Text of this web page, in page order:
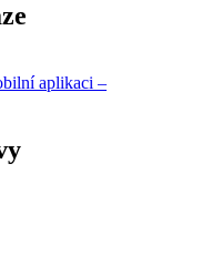
aplikaci –